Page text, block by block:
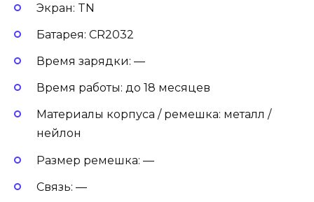
Экран: TN
Батарея: CR2032
Время зарядки: —
Время работы: до 18 месяцев
Материалы корпуса / ремешка: металл /
нейлон
Размер ремешка: —
Связь: —